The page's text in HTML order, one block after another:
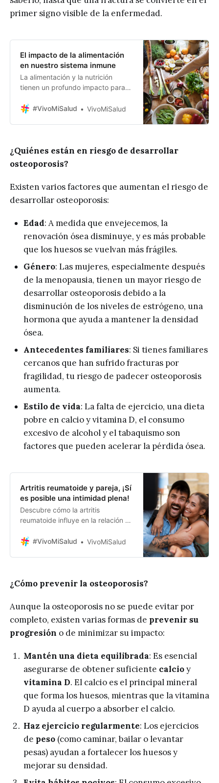
primer signo visible de la enfermedad.
El impacto de la alimentación
en nuestro sistema inmune
La alimentación y la nutrición
tienen un profundo impacto para
cantidad y el tipo de nutrientes
consumo inadecuado de nutrientes
se asocia con el desarrollo de
enfermedades importantes como
#VivoMiSalud VivoMiSalud
¿Quiénes están en riesgo de desarrollar
osteoporosis?
Existen varios factores que aumentan el riesgo de
desarrollar osteoporosis:
Edad: A medida que envejecemos, la
renovación ósea disminuye, y es más probable
que los huesos se vuelvan más frágiles.
Género: Las mujeres, especialmente después
de la menopausia, tienen un mayor riesgo de
desarrollar osteoporosis debido a la
disminución de los niveles de estrógeno, una
hormona que ayuda a mantener la densidad
ósea.
Antecedentes familiares: Si tienes familiares
cercanos que han sufrido fracturas por
fragilidad, tu riesgo de padecer osteoporosis
aumenta.
Estilo de vida: La falta de ejercicio, una dieta
pobre en calcio y vitamina D, el consumo
excesivo de alcohol y el tabaquismo son
factores que pueden acelerar la pérdida ósea.
Artritis reumatoide y pareja, ¡Sí
es posible una intimidad plena!
Descubre cómo la artritis
reumatoide influye en la relación de
fortalecer la intimidad y el
es una enfermedad crónica que
articulaciones, pero sus
repercusiones van más allá
#VivoMiSalud VivoMiSalud
¿Cómo prevenir la osteoporosis?
Aunque la osteoporosis no se puede evitar por
completo, existen varias formas de prevenir su
progresión o de minimizar su impacto:
Mantén una dieta equilibrada: Es esencial
asegurarse de obtener suficiente calcioy
vitamina D. El calcio es el principal mineral
que forma los huesos, mientras que la vitamina
D ayuda al cuerpo a absorber el calcio.
Haz ejercicio regularmente: Los ejercicios
de peso (como caminar, bailar o levantar
pesas) ayudan a fortalecer los huesos y
mejorar su densidad.